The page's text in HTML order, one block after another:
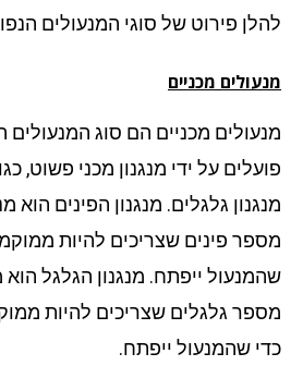
פירוט של סוגי המנעולים הנפוצים
מכניים
מכניים הם סוג המנעולים
על ידי מנגנון מכני פשוט, כגון
גלגלים. מנגנון הפינים הוא
פינים שצריכים להיות ממוקמים
ייפתח. מנגנון הגלגל הוא
גלגלים שצריכים להיות ממוקמים
שהמנעול ייפתח.